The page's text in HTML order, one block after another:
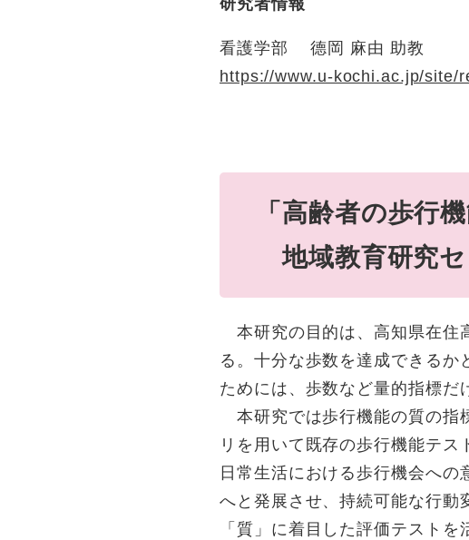
看護学部 德岡 麻由 助教
https://www.u-kochi.ac.jp/site/
「高齢者の歩行
地域教育研究
本研究の目的は、高知県在住
る。十分な歩数を達成できる
ためには、歩数など量的指標だ
本研究では歩行機能の質の指
リを用いて既存の歩行機能テス
日常生活における歩行機会へ
へと発展させ、持続可能な行動
「質」に着目した評価テスト